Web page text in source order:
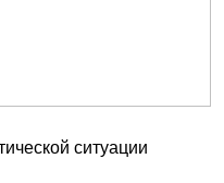
ситуации